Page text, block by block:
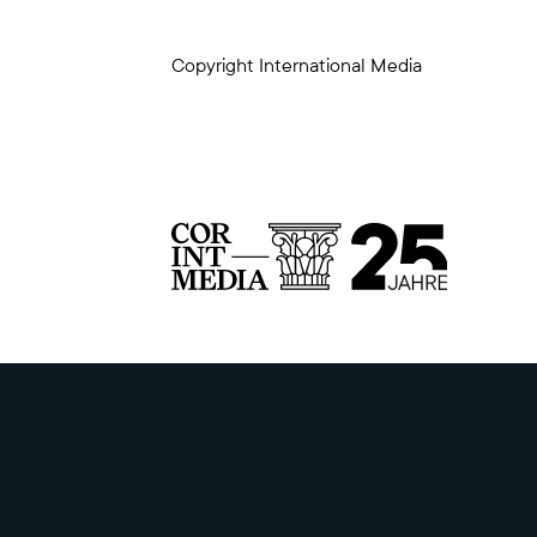
Copyright International Media